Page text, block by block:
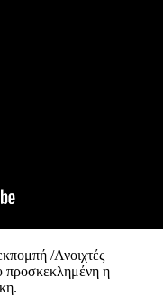
/Ανοιχτές
προσκεκλημένη η